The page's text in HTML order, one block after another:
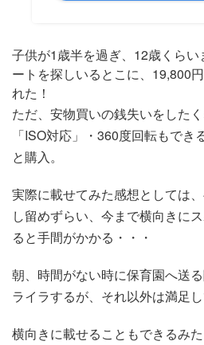
子供が1歳半を過ぎ、12歳くら
ートを探しいるとこに、19,800
れた！
ただ、安物買いの銭失いをした
「ISO対応」・360度回転もで
と購入。
実際に載せてみた感想としては
し留めずらい、今まで横向きに
ると手間がかかる・・・
朝、時間がない時に保育園へ送
ライラするが、それ以外は満足し
横向きに載せることもできるみ